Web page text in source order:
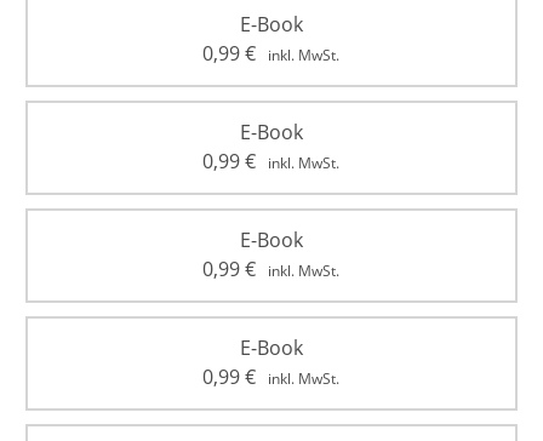
E-Book
0,99€ inkl. MwSt.
E-Book
0,99€ inkl. MwSt.
E-Book
0,99€ inkl. MwSt.
E-Book
0,99€ inkl. MwSt.